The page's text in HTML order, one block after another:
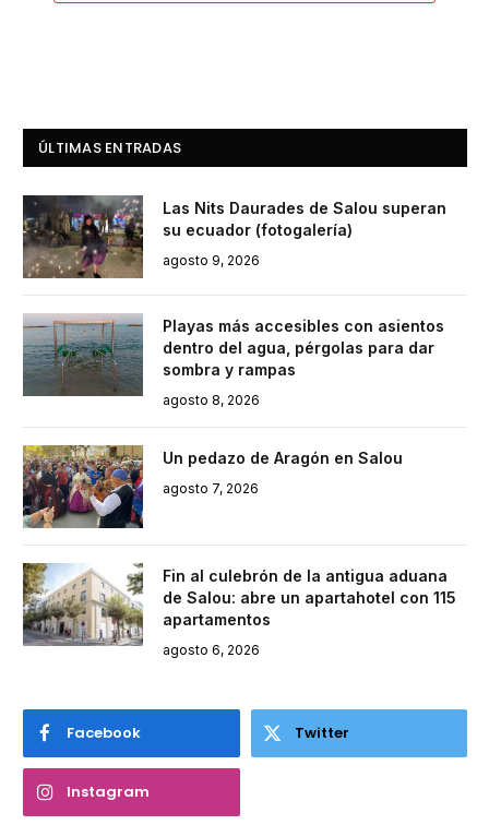
ÚLTIMAS ENTRADAS
Las Nits Daurades de Salou superan
su ecuador (fotogalería)
agosto 9, 2026
Playas más accesibles con asientos
dentro del agua, pérgolas para dar
sombra y rampas
agosto 8, 2026
Un pedazo de Aragón en Salou
agosto 7, 2026
Fin al culebrón de la antigua aduana
de Salou: abre un apartahotel con 115
apartamentos
agosto 6, 2026
Facebook Twitter
Instagram